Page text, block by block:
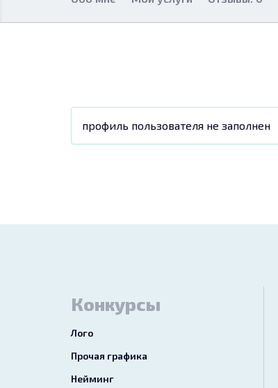
профиль пользователя не заполнен
Конкурсы
Лого
Прочая графика
Нейминг